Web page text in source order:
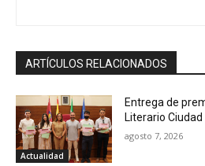
ARTÍCULOS RELACIONADOS
Actualidad
Entrega de
Literario
agosto 7, 2026